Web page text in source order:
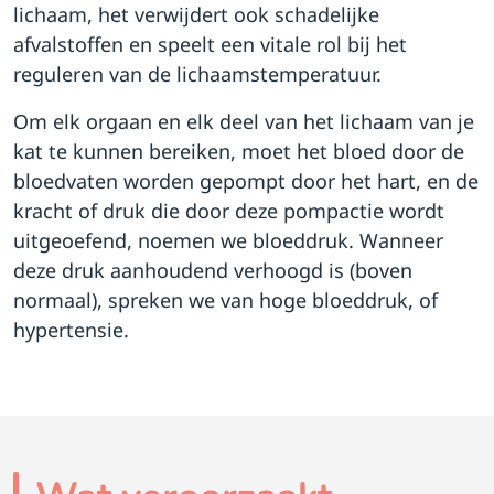
lichaam, het verwijdert ook schadelijke
afvalstoffen en speelt een vitale rol bij het
reguleren van de lichaamstemperatuur.
Om elk orgaan en elk deel van het lichaam van je
kat te kunnen bereiken, moet het bloed door de
bloedvaten worden gepompt door het hart, en de
kracht of druk die door deze pompactie wordt
uitgeoefend, noemen we bloeddruk. Wanneer
deze druk aanhoudend verhoogd is (boven
normaal), spreken we van hoge bloeddruk, of
hypertensie.